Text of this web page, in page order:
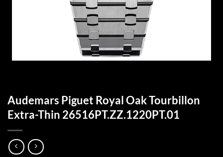
Audemars Piguet Royal Oak Tourbillon
Extra-Thin 26516PT.ZZ.1220PT.01